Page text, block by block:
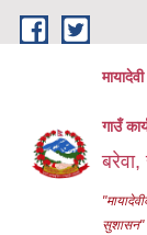
Skip to main content
गाउँ
सुशासन"